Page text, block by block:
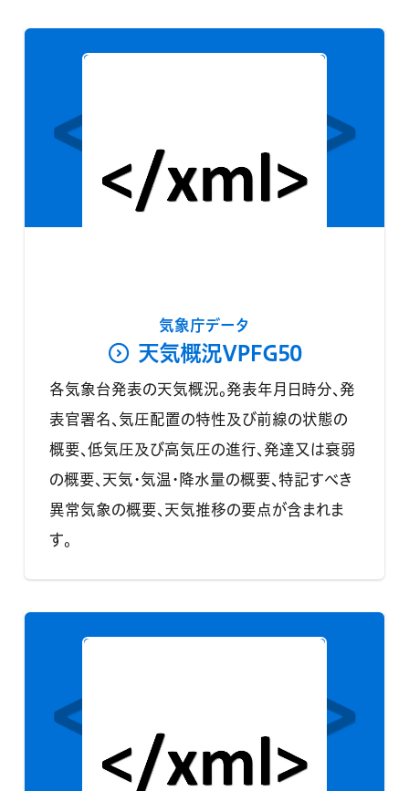
気象庁データ
天気概況VPFG50
各気象台発表の天気概況。発表年月日時分、発
表官署名、気圧配置の特性及び前線の状態の
概要、低気圧及び高気圧の進行、発達又は衰弱
の概要、天気・気温・降水量の概要、特記すべき
異常気象の概要、天気推移の要点が含まれま
す。